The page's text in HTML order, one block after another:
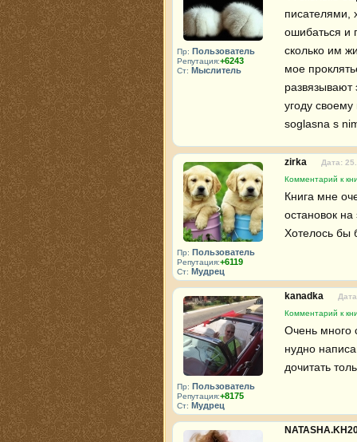
Пр: Пользователь
Репутация:+6243
Ст: Мыслитель
писателями,
ошибаться и
сколько им
мое
развязывают
угоду
soglasna s
Пр: Пользователь
Репутация:+6119
Ст: Мудрец
zirka
Дата:
Комментарий к
Книга мне
остановок
Хотелось бы
Пр: Пользователь
Репутация:+8175
Ст: Мудрец
kanadka
Комментарий к
Очень много
нудно
дочитать